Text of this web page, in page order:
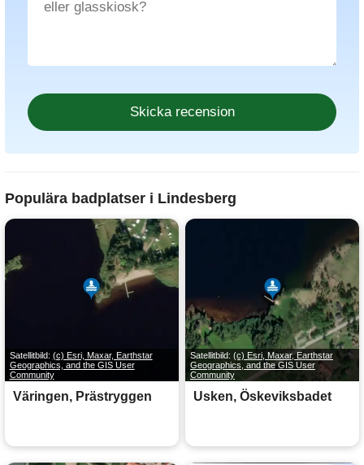
Populära badplatser i Lindesberg
Satellitbild: (c) Esri, Maxar, Earthstar
Geographics, and the GIS User
Community
Väringen, Prästryggen
Satellitbild: (c) Esri, Maxar, Earthstar
Geographics, and the GIS User
Community
Usken, Öskeviksbadet